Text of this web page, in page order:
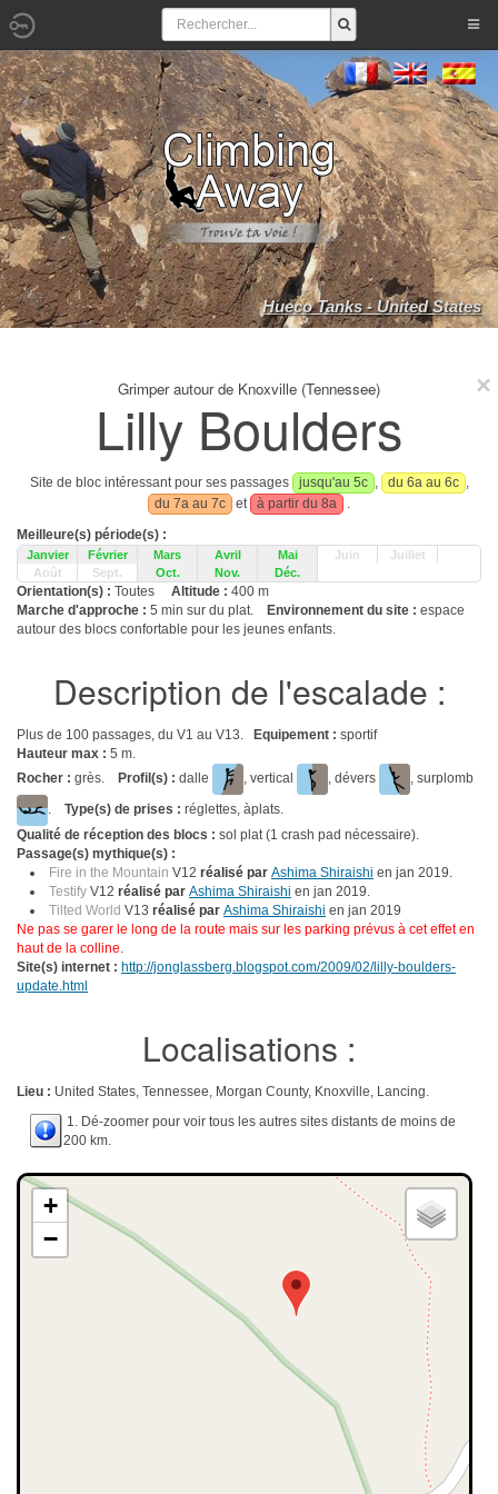
Hueco Tanks - United States
Grimper autour de Knoxville (Tennessee)
Lilly Boulders
Site de bloc intéressant pour ses passages jusqu'au 5c , du 6a au 6c ,
du 7a au 7c
et à partir du 8a
.
Meilleure(s) période(s) :
Janvier Février Mars Avril Mai Juin
Juillet
Août
Sept. Oct. Nov. Déc.
Orientation(s) : Toutes Altitude : 400 m
Marche d'approche : 5 min sur du plat. Environnement du site : espace
autour des blocs confortable pour les jeunes enfants.
Description de l'escalade :
Plus de 100 passages, du V1 au V13. Equipement : sportif
Hauteur max : 5 m.
Rocher : grès. Profil(s) : dalle , vertical , dévers
, surplomb
. Type(s) de prises : réglettes, àplats.
Qualité de réception des blocs : sol plat (1 crash pad nécessaire).
Passage(s) mythique(s) :
Fire in the Mountain V12 réalisé par Ashima Shiraishi en jan 2019.
Testify V12 réalisé par Ashima Shiraishi en jan 2019.
Tilted World V13 réalisé par Ashima Shiraishi en jan 2019
Ne pas se garer le long de la route mais sur les parking prévus à cet effet en
haut de la colline.
Site(s) internet : http://jonglassberg.blogspot.com/2009/02/lilly-boulders-
update.html
Localisations :
Lieu : United States, Tennessee, Morgan County, Knoxville, Lancing.
1. Dé-zoomer pour voir tous les autres sites distants de moins de
200 km.
+
−